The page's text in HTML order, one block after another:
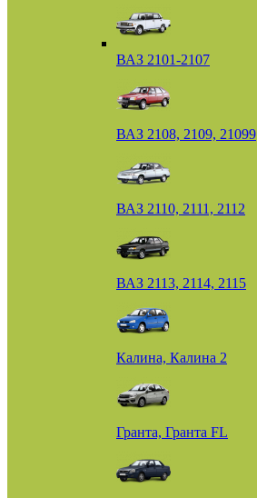
ВАЗ 2101-2107
ВАЗ 2108, 2109, 21099
ВАЗ 2110, 2111, 2112
ВАЗ 2113, 2114, 2115
Калина, Калина 2
Гранта, Гранта FL